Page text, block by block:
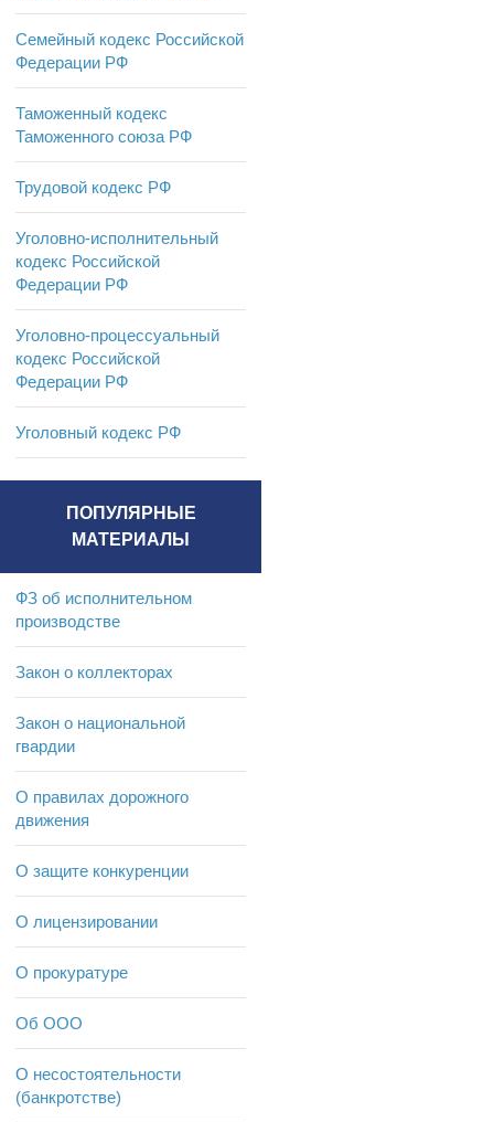
Семейный кодекс Российской
Федерации РФ
Таможенный кодекс
Таможенного союза РФ
Трудовой кодекс РФ
Уголовно-исполнительный
кодекс Российской
Федерации РФ
Уголовно-процессуальный
кодекс Российской
Федерации РФ
Уголовный кодекс РФ
ПОПУЛЯРНЫЕ
МАТЕРИАЛЫ
ФЗ об исполнительном
производстве
Закон о коллекторах
Закон о национальной
гвардии
О правилах дорожного
движения
О защите конкуренции
О лицензировании
О прокуратуре
Об ООО
О несостоятельности
(банкротстве)